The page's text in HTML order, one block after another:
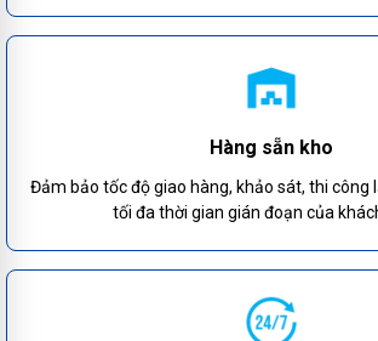
Hàng sẵn kho
Đảm bảo tốc độ giao hàng, khảo sát, thi công
tối đa thời gian gián đoạn của